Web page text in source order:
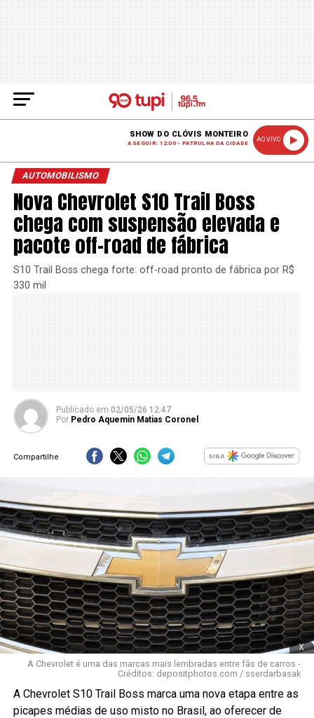
SHOW DO CLÓVIS MONTEIRO
A SEGUIR: 12:00 - PATRULHA DA CIDADE
AO VIVO
AUTOMOBILISMO
Nova Chevrolet S10 Trail Boss
chega com suspensão elevada e
pacote off-road de fábrica
S10 Trail Boss chega forte: off-road pronto de fábrica por R$
330 mil
Publicado em 02/05/26 12:47
Por Pedro Aquemin Matias Coronel
Compartilhe
x
A Chevrolet é uma das marcas mais lembradas entre fãs de carros -
Créditos: depositphotos.com / sserdarbasak
A Chevrolet S10 Trail Boss marca uma nova etapa entre as
picapes médias de uso misto no Brasil, ao oferecer de